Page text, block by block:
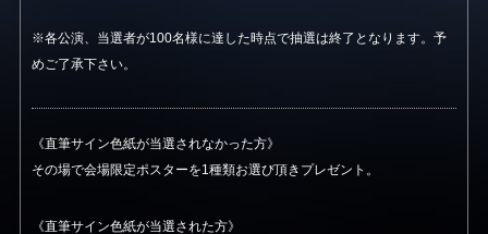
※各公演、当選者が100名様に達した時点で抽選は終了となります。予
めご了承下さい。
《直筆サイン色紙が当選されなかった方》
その場で会場限定ポスターを1種類お選び頂きプレゼント。
《直筆サイン色紙が当選された方》